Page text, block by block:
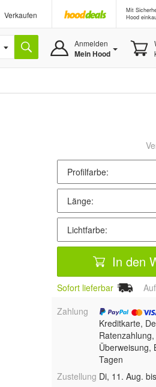
Verkaufen
Mit
Hood
Anmelden
Mein Hood
In den
Sofort lieferbar
Zahlung
Kreditkarte,
Überweisung,
Tagen
Zustellung Di, 11. Aug.